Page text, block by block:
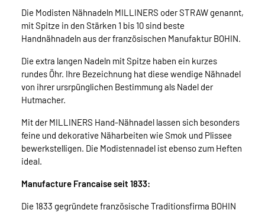
Die Modisten Nähnadeln MILLINERS oder STRAW genannt,
mit Spitze in den Stärken 1 bis 10 sind beste
Handnähnadeln aus der französischen Manufaktur BOHIN.
Die extra langen Nadeln mit Spitze haben ein kurzes
rundes Öhr. Ihre Bezeichnung hat diese wendige Nähnadel
von ihrer ursrpünglichen Bestimmung als Nadel der
Hutmacher.
Mit der MILLINERS Hand-Nähnadel lassen sich besonders
feine und dekorative Näharbeiten wie Smok und Plissee
bewerkstelligen. Die Modistennadel ist ebenso zum Heften
ideal.
Manufacture Francaise seit 1833:
Die 1833 gegründete französische Traditionsfirma BOHIN